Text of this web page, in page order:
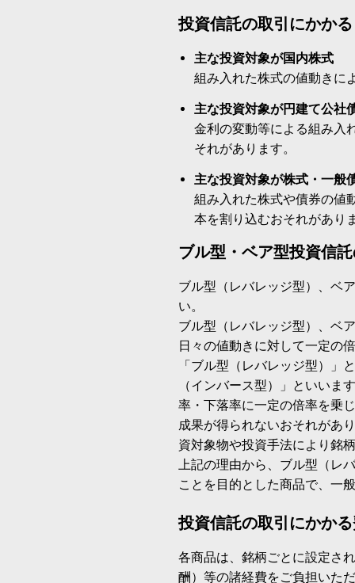
投資信託の取引にかか
主な投資対象が国内株式
組み入れた株式の値動きに
主な投資対象が円建て公社
金利の変動等による組み入
それがあります。
主な投資対象が株式・一般
組み入れた株式や債券の値
本を割り込むおそれがあり
ブル型・ベア型投資信
ブル型（レバレッジ型）、ベ
い。
ブル型（レバレッジ型）、ベ
日々の値動きに対して一定の
「ブル型（レバレッジ型）」
（インバース型）」といいま
率・下落率に一定の倍率を乗
成果が得られないおそれがあ
資対象物や投資手法により銘
上記の理由から、ブル型（レ
ことを目的とした商品で、一
投資信託の取引にかか
各商品は、銘柄ごとに設定さ
酬）等の諸経費をご負担いた